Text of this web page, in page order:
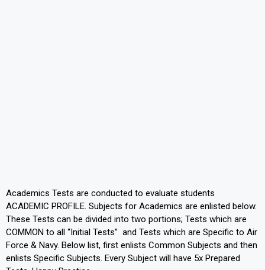
Academics Tests are conducted to evaluate students
ACADEMIC PROFILE. Subjects for Academics are enlisted below.
These Tests can be divided into two portions; Tests which are
COMMON to all “Initial Tests” and Tests which are Specific to Air
Force & Navy. Below list, first enlists Common Subjects and then
enlists Specific Subjects. Every Subject will have 5x Prepared